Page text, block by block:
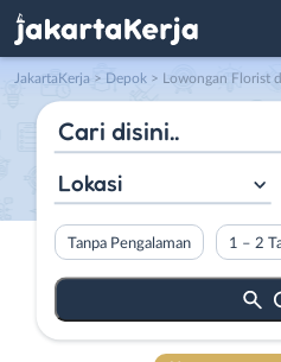
JakartaKerja > Depok > Lowongan Florist
Lokasi
Tanpa Pengalaman 1 – 2